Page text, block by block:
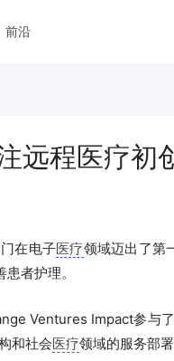
前沿
远程医疗初
在电子医疗领域迈出了第
患者护理。
Ventures Impact参与
和社会医疗领域的服务部署